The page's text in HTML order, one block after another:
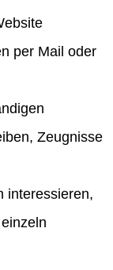
per Mail oder
Zeugnisse
interessieren,